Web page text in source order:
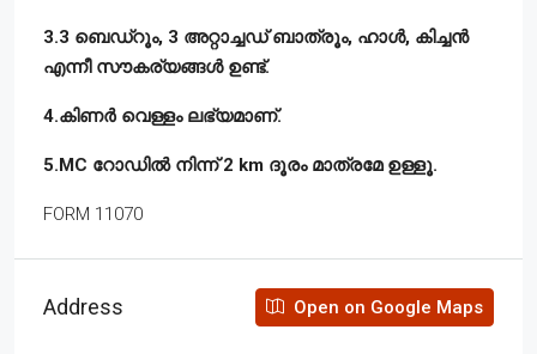
3.3 ബെഡ്‌റൂം, 3 അറ്റാച്ചഡ് ബാത്രൂം, ഹാൾ, കിച്ചൻ
എന്നീ സൗകര്യങ്ങൾ ഉണ്ട്‌.
4.കിണർ വെള്ളം ലഭ്യമാണ്.
5.MC റോഡിൽ നിന്ന് 2 km ദൂരം മാത്രമേ ഉള്ളൂ.
FORM 11070
Address Open on Google Maps